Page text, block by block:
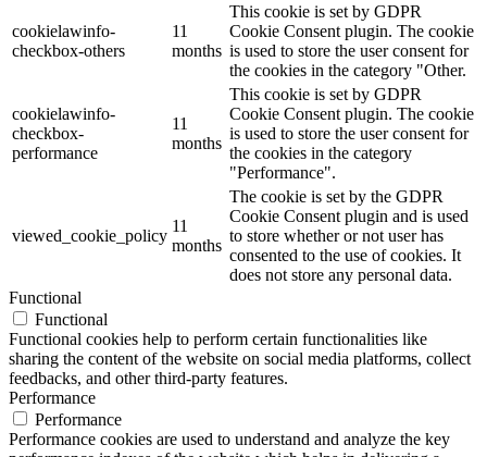
cookielawinfo-
checkbox-others
11
months
This cookie is set by GDPR
Cookie Consent plugin. The cookie
is used to store the user consent for
the cookies in the category "Other.
cookielawinfo-
checkbox-
performance
11
months
This cookie is set by GDPR
Cookie Consent plugin. The cookie
is used to store the user consent for
the cookies in the category
"Performance".
viewed_cookie_policy
11
months
The cookie is set by the GDPR
Cookie Consent plugin and is used
to store whether or not user has
consented to the use of cookies. It
does not store any personal data.
Functional
Functional
Functional cookies help to perform certain functionalities like
sharing the content of the website on social media platforms, collect
feedbacks, and other third-party features.
Performance
Performance
Performance cookies are used to understand and analyze the key